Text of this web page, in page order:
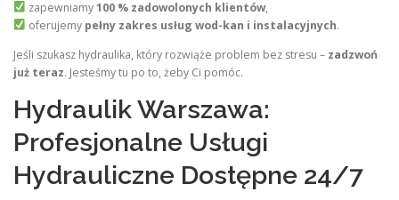
zapewniamy100 % zadowolonych klientów,
oferujemy pełny zakres usług wod-kan i instalacyjnych.
Jeśli szukasz hydraulika, który rozwiąże problem bez stresu – zadzwoń
już teraz. Jesteśmy tu po to, żeby Ci pomóc.
Hydraulik Warszawa:
Profesjonalne Usługi
Hydrauliczne Dostępne 24/7